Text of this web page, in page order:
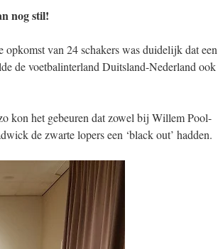
nog stil!
opkomst van 24 schakers was duidelijk dat een
de voetbalinterland Duitsland-Nederland ook
kon het gebeuren dat zowel bij Willem Pool-
de zwarte lopers een ‘black out’ hadden.